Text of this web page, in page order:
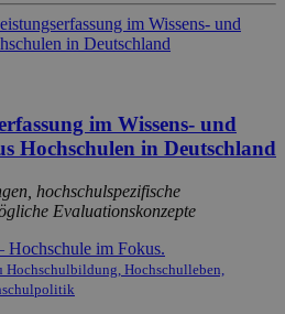
im Wissens- und
Hochschulen in Deutschland
hochschulspezifische
Evaluationskonzepte
im Fokus.
Hochschulleben,